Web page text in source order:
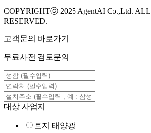
COPYRIGHTⓒ 2025 AgentAI Co.,Ltd.
RESERVED.
고객문의 바로가기
무료사전 검토문의
대상 사업지
토지 태양광